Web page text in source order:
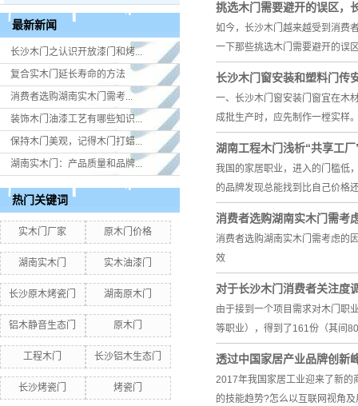
最新新闻
长沙木门之认识开放漆门和烤...
复合实木门延长寿命的方法
消费者选购湖南实木门​需考...
装饰木门油漆工艺有哪些知识...
保持木门美观，记得木门打蜡...
湖南实木门：产品质量和品牌...
热门关键词
实木门厂家 原木门价格
湖南实木门 实木油漆门
长沙原木烤瓷门 湖南原木门
铝木静音生态门 原木门
工程木门 长沙铝木生态门
长沙烤瓷门 烤瓷门
挑选木门需要避开的误区，
如今，长沙木门越来越受到消费
一下那些挑选木门需要避开的误
长沙木门​窗安装和塑料门传
一、长沙木门窗安装门窗宜在
成批生产时，应先制作一樘实样
湖南工程木门浅析“共享工
我国的家居职业，进入的门槛低
的品牌发现总能找到比自己价格
消费者选购湖南实木门​需考
消费者选购湖南实木门需考虑的
效
对于长沙木门消费者关注度
由于接到一个项目需求对木门职
等职业），得到了161份（其间
透过中国家居产业品牌创新
2017年我国家居工业迎来了新
的技能趋势?怎么以互联网视角